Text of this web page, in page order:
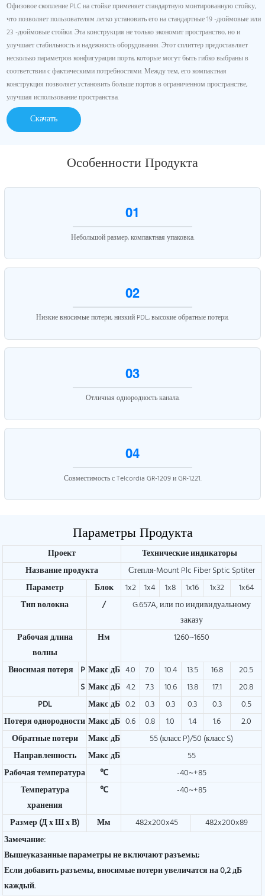
Офизовое скопление PLC на стойке применяет стандартную монтированную стойку,
что позволяет пользователям легко установить его на стандартные 19 -дюймовые или
23 -дюймовые стойки. Эта конструкция не только экономит пространство, но и
улучшает стабильность и надежность оборудования. Этот сплиттер предоставляет
несколько параметров конфигурации порта, которые могут быть гибко выбраны в
соответствии с фактическими потребностями. Между тем, его компактная
конструкция позволяет установить больше портов в ограниченном пространстве,
улучшая использование пространства.
Скачать
Особенности Продукта
01
Небольшой размер, компактная упаковка.
02
Низкие вносимые потери, низкий PDL, высокие обратные потери.
03
Отличная однородность канала.
04
Совместимость с Telcordia GR-1209 и GR-1221.
Параметры Продукта
Проект
Технические индикаторы
Название продукта
Степля-Mount Plc Fiber Sptic Sptiter
Параметр
Блок 1x2 1x4 1x8 1x16 1x32
1x64
Тип волокна
/
G.657A, или по индивидуальному
заказу
Рабочая длина
волны
Нм 1260~1650
Вносимая потеря P МаксдБ 4.0 7.0 10.4 13.5 16.8
20.5
S МаксдБ 4.2 7.3 10.6 13.8 17.1
20.8
PDL
МаксдБ 0.2 0.3 0.3 0.3 0.3
0.5
Потеря однородности МаксдБ 0.6 0.8 1.0 1.4 1.6
2.0
Обратные потери
МаксдБ
55 (класс P)/50 (класс S)
Направленность
МаксдБ
55
Рабочая температура
℃
-40~+85
Температура
хранения
℃ -40~+85
Размер (Д х Ш х В) Мм 482x200x45
482x200x89
Замечание:
Вышеуказанные параметры не включают разъемы;
Если добавить разъемы, вносимые потери увеличатся на 0,2 дБ
каждый.